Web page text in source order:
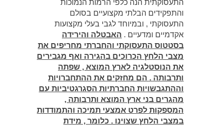
התעסוקתית הנה כלפי הרמות הנמוכות
והתפקידים הבלתי מקצועיים בסולם
התעסוקתי , ובמיוחד לגבי בעלי מקצועות
אקדמיים ומדעיים . האבטלה והירידה
בסטטוס התעסוקתי והחברתי מחריפים את
מצבי הלחץ הכרוכים בהגירה ואף מגבירים
את הנוסטלגיה לארץ המוצא , שפתה
ותרבותה . הם מחזקים את ההתחברויות
וההתגבשויות החברתיות הסגרגטיביות עם
מהגרים בני ארץ המוצא ותרבותה ,
המספקות לפרט אמצעי תמיכה והתמודדות
במצבי הלחץ שצוינו . כלומר , מידת